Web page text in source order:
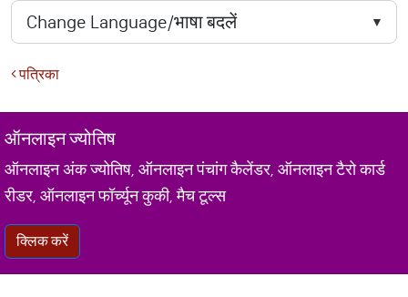
पत्रिका
ऑनलाइन ज्योतिष
ऑनलाइन अंक ज्योतिष, ऑनलाइन पंचांग कैलेंडर, ऑनलाइन टैरो कार्ड
रीडर, ऑनलाइन फॉर्च्यून कुकी, मैच टूल्स
क्लिक करें